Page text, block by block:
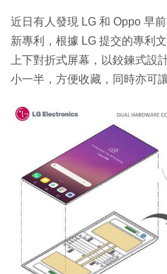
近日有人發現 LG 和 Oppo 早
新專利，根據 LG 提交的專利
上下對折式屏幕，以鉸鍊式設
小一半，方便收藏，同時亦可